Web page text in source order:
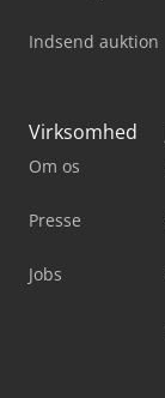
Indsend auktion
Virksomhed
Om os
Presse
Jobs